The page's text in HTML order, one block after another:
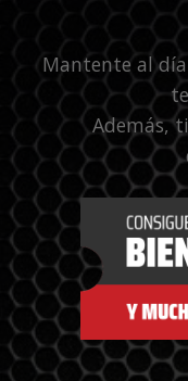
Mantente al
Además,